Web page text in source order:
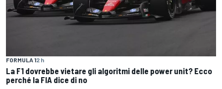
FORMULA 12 h
La F1 dovrebbe vietare gli algoritmi delle power unit? Ecco
perché la FIA dice di no